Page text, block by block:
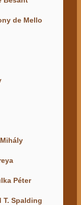
de Mello
Péter
T. Spalding